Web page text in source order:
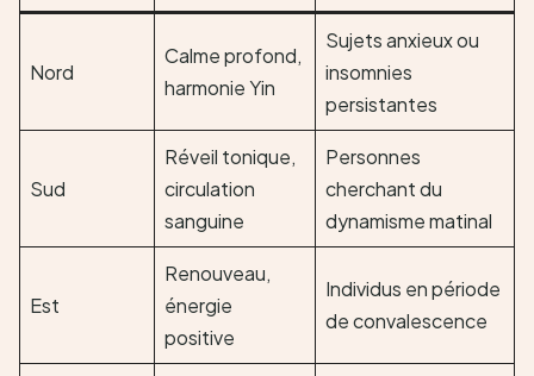
Nord
Calme profond,
harmonie Yin
Sujets anxieux ou
insomnies
persistantes
Sud
Réveil tonique,
circulation
sanguine
Personnes
cherchant du
dynamisme matinal
Est
Renouveau,
énergie
positive
Individus en période
de convalescence